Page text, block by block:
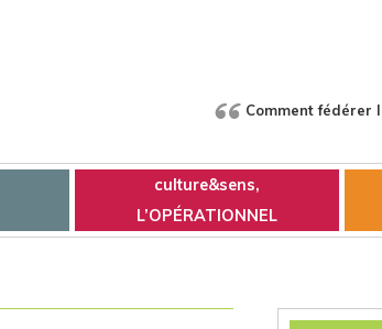
Comment fédérer
culture&sens,
L’OPÉRATIONNEL